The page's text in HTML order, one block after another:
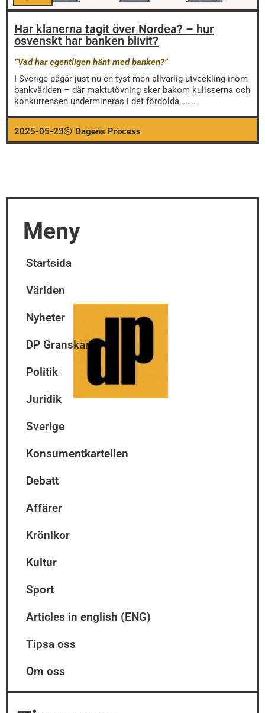
Har klanerna tagit över Nordea? – hur
osvenskt har banken blivit?
”Vad har egentligen hänt med banken?”
I Sverige pågår just nu en tyst men allvarlig utveckling inom
bankvärlden – där maktutövning sker bakom kulisserna och
konkurrensen undermineras i det fördolda……..
2025-05-23 Dagens Process
Meny
Startsida
Världen
Nyheter
DP Granskar
Politik
Juridik
Sverige
Konsumentkartellen
Debatt
Affärer
Krönikor
Kultur
Sport
Articles in english (ENG)
Tipsa oss
Om oss